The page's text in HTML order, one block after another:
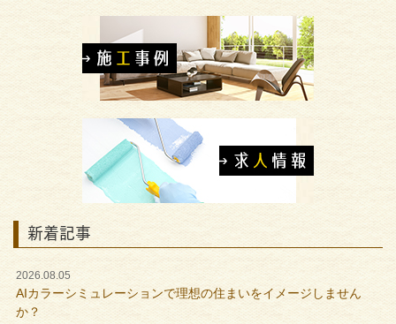
新着記事
2026.08.05
AIカラーシミュレーションで理想の住まいをイメージしません
か？